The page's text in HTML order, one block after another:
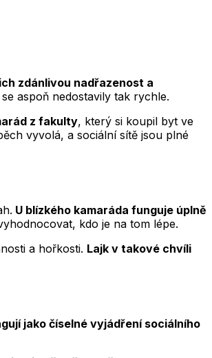
zdánlivou nadřazenost a
aspoň nedostavily tak rychle.
z fakulty, který si koupil byt ve
vyvolá, a sociální sítě jsou plné
U blízkého kamaráda funguje úplně
kdo je na tom lépe.
a hořkosti. Lajk v takové chvíli
jako číselné vyjádření sociálního